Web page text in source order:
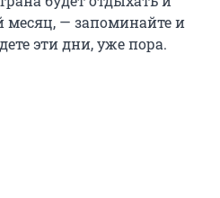
— запоминайте и
эти дни, уже пора.